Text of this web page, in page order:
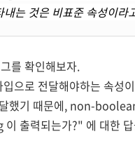
는 것은 비표준 속성이라
를 확인해보자.
으로 전달해야하는 속성
했기 때문에, non-
출력되는가?" 에 대한